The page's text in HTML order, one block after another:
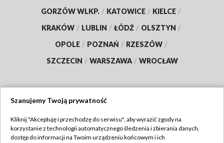
GORZÓW WLKP. / KATOWICE / KIELCE /
KRAKÓW / LUBLIN / ŁÓDŹ / OLSZTYN /
OPOLE / POZNAŃ / RZESZÓW /
SZCZECIN / WARSZAWA / WROCŁAW
TVP
Szanujemy Twoją prywatność
Kliknij "Akceptuję i przechodzę do serwisu", aby wyrazić zgody na
korzystanie z technologii automatycznego śledzenia i zbierania danych,
dostęp do informacji na Twoim urządzeniu końcowym i ich